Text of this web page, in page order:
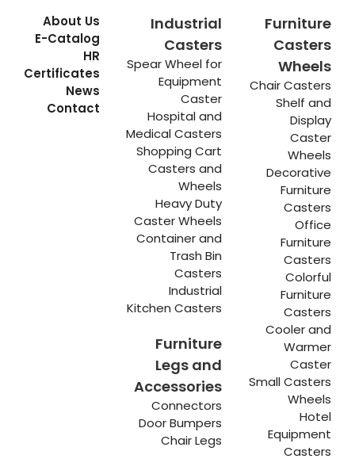
Furniture
Casters
Wheels
Chair Casters
Shelf and
Display
Caster
Wheels
Decorative
Furniture
Casters
Office
Furniture
Casters
Colorful
Furniture
Casters
Cooler and
Warmer
Caster
Small Casters
Wheels
Hotel
Equipment
Casters
Industrial
Casters
Spear Wheel for
Equipment
Caster
Hospital and
Medical Casters
Shopping Cart
Casters and
Wheels
Heavy Duty
Caster Wheels
Container and
Trash Bin
Casters
Industrial
Kitchen Casters
Furniture
Legs and
Accessories
Connectors
Door Bumpers
Chair Legs
About Us
E-Catalog
HR
Certificates
News
Contact